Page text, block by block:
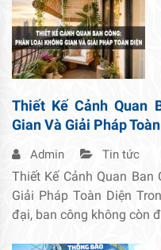
Thiết Kế Cảnh Quan
Gian Và Giải Pháp
Admin Tin tức
Thiết Kế Cảnh Quan Ban
Giải Pháp Toàn Diện
đại, ban công không còn